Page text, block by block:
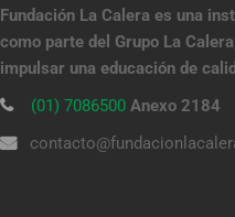
Fundación La Calera es una
como parte del Grupo La
impulsar una educación de
(01) 7086500 Anexo 2184